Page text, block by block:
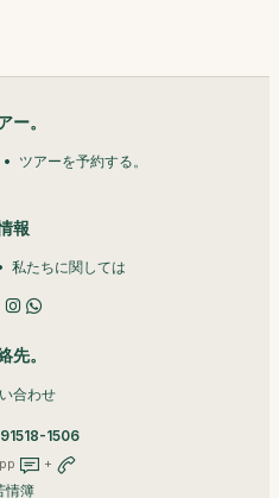
ー。
ツアーを予約する。
報
私たちに関しては
先。
合わせ
1506
+
情簿